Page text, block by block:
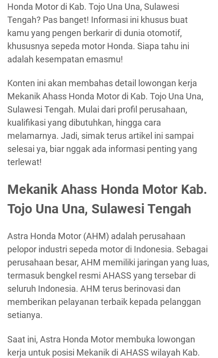
Honda Motor di Kab. Tojo Una Una, Sulawesi
Tengah? Pas banget! Informasi ini khusus buat
kamu yang pengen berkarir di dunia otomotif,
khususnya sepeda motor Honda. Siapa tahu ini
adalah kesempatan emasmu!
Konten ini akan membahas detail lowongan kerja
Mekanik Ahass Honda Motor di Kab. Tojo Una Una,
Sulawesi Tengah. Mulai dari profil perusahaan,
kualifikasi yang dibutuhkan, hingga cara
melamarnya. Jadi, simak terus artikel ini sampai
selesai ya, biar nggak ada informasi penting yang
terlewat!
Mekanik Ahass Honda Motor Kab.
Tojo Una Una, Sulawesi Tengah
Astra Honda Motor (AHM) adalah perusahaan
pelopor industri sepeda motor di Indonesia. Sebagai
perusahaan besar, AHM memiliki jaringan yang luas,
termasuk bengkel resmi AHASS yang tersebar di
seluruh Indonesia. AHM terus berinovasi dan
memberikan pelayanan terbaik kepada pelanggan
setianya.
Saat ini, Astra Honda Motor membuka lowongan
kerja untuk posisi Mekanik di AHASS wilayah Kab.